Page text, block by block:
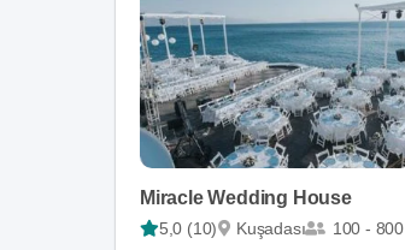
Miracle Wedding House
5,0 (10) Kuşadası 100 - 800